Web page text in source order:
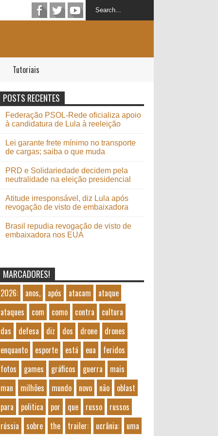
Tutoriais
POSTS RECENTES
Federação PSOL-Rede oficializa apoio
à candidatura de Lula à reeleição
Lei garante frete mínimo no transporte
de cargas; saiba o que muda
PRD e Solidariedade decidem pela
neutralidade na eleição presidencial
Atitude irresponsável, diz Lula após
revogação de visto de embaixadora
Brasil repudia revogação de visto de
embaixadora nos EUA
MARCADORES!
2026: anos, após atacam
ataque
ataques
com como contra
cultura
das
defesa diz dos drone
drones
enquanto
esporte está eua
feridos
fotos
games gráficos guerra
mais
man
milhões mundo novo não
oblast
para
politica por que russo
russos
rússia
sobre the trailer: ucrânia:
uma